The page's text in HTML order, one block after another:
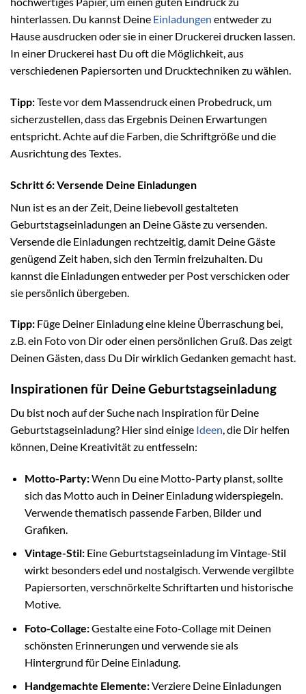
hinterlassen. Du kannst Deine Einladungen entweder zu
Hause ausdrucken oder sie in einer Druckerei drucken lassen.
In einer Druckerei hast Du oft die Möglichkeit, aus
verschiedenen Papiersorten und Drucktechniken zu wählen.
Tipp:Teste vor dem Massendruck einen Probedruck, um
sicherzustellen, dass das Ergebnis Deinen Erwartungen
entspricht. Achte auf die Farben, die Schriftgröße und die
Ausrichtung des Textes.
Schritt 6: Versende Deine Einladungen
Nun ist es an der Zeit, Deine liebevoll gestalteten
Geburtstagseinladungen an Deine Gäste zu versenden.
Versende die Einladungen rechtzeitig, damit Deine Gäste
genügend Zeit haben, sich den Termin freizuhalten. Du
kannst die Einladungen entweder per Post verschicken oder
sie persönlich übergeben.
Tipp: Füge Deiner Einladung eine kleine Überraschung bei,
z.B. ein Foto von Dir oder einen persönlichen Gruß. Das zeigt
Deinen Gästen, dass Du Dir wirklich Gedanken gemacht hast.
Inspirationen für Deine Geburtstagseinladung
Du bist noch auf der Suche nach Inspiration für Deine
Geburtstagseinladung? Hier sind einige Ideen , die Dir helfen
können, Deine Kreativität zu entfesseln:
Motto-Party:Wenn Du eine Motto-Party planst, sollte
sich das Motto auch in Deiner Einladung widerspiegeln.
Verwende thematisch passende Farben, Bilder und
Grafiken.
Vintage-Stil:Eine Geburtstagseinladung im Vintage-Stil
wirkt besonders edel und nostalgisch. Verwende vergilbte
Papiersorten, verschnörkelte Schriftarten und historische
Motive.
Foto-Collage:Gestalte eine Foto-Collage mit Deinen
schönsten Erinnerungen und verwende sie als
Hintergrund für Deine Einladung.
Handgemachte Elemente:Verziere Deine Einladungen